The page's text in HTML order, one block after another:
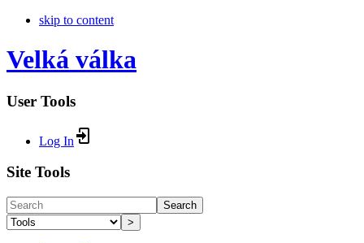
skip to content
Velká válka
User Tools
Log In
Site Tools
Search
>